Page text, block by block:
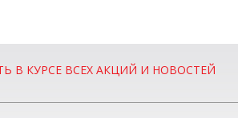
В КУРСЕ ВСЕХ АКЦИЙ И НОВОСТЕЙ